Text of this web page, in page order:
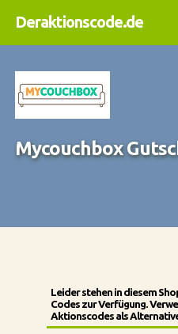
Deraktionscode.de
Mycouchbox
Leider stehen in diesem
Codes zur Verfügung.
Aktionscodes als